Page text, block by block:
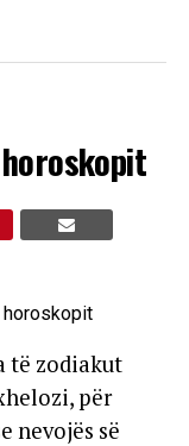
të zodiakut
për
nevojës së